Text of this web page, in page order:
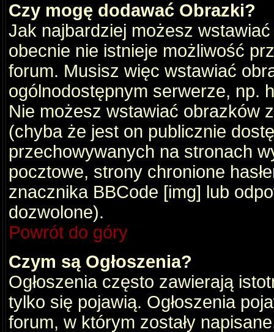
Czy mogę dodawać Obrazki?
Jak najbardziej możesz
obecnie nie istnieje możliwość
forum. Musisz więc wstawiać
ogólnodostępnym serwerze, np.
Nie możesz wstawiać obrazków
(chyba że jest on publicznie
przechowywanych na stronach
pocztowe, strony chronione
znacznika BBCode [img] lub
dozwolone).
Powrót do góry
Czym są Ogłoszenia?
Ogłoszenia często zawierają
tylko się pojawią. Ogłoszenia
forum, w którym zostały